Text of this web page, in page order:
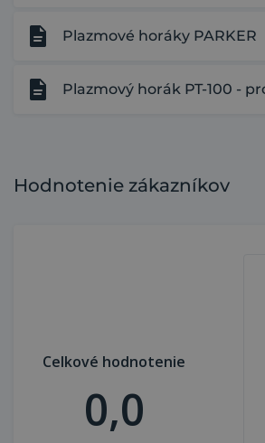
Plazmové horáky PARKER
Plazmový horák PT-100 -
Hodnotenie zákazníkov
Celkové hodnotenie
0,0